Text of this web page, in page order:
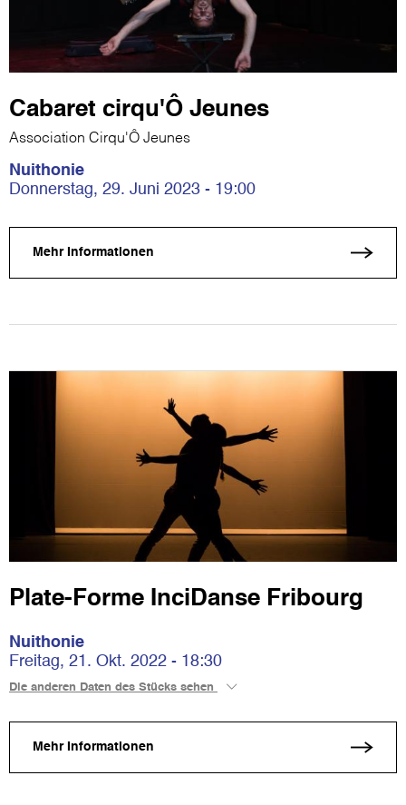
Cabaret cirqu'Ô Jeunes
Association Cirqu'Ô Jeunes
Nuithonie
Donnerstag, 29. Juni 2023 - 19:00
Mehr Informationen
Plate-Forme InciDanse Fribourg
Nuithonie
Freitag, 21. Okt. 2022 - 18:30
Die anderen Daten des Stücks sehen
Mehr Informationen